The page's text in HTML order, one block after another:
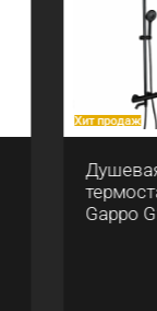
Хит продаж
Gappo